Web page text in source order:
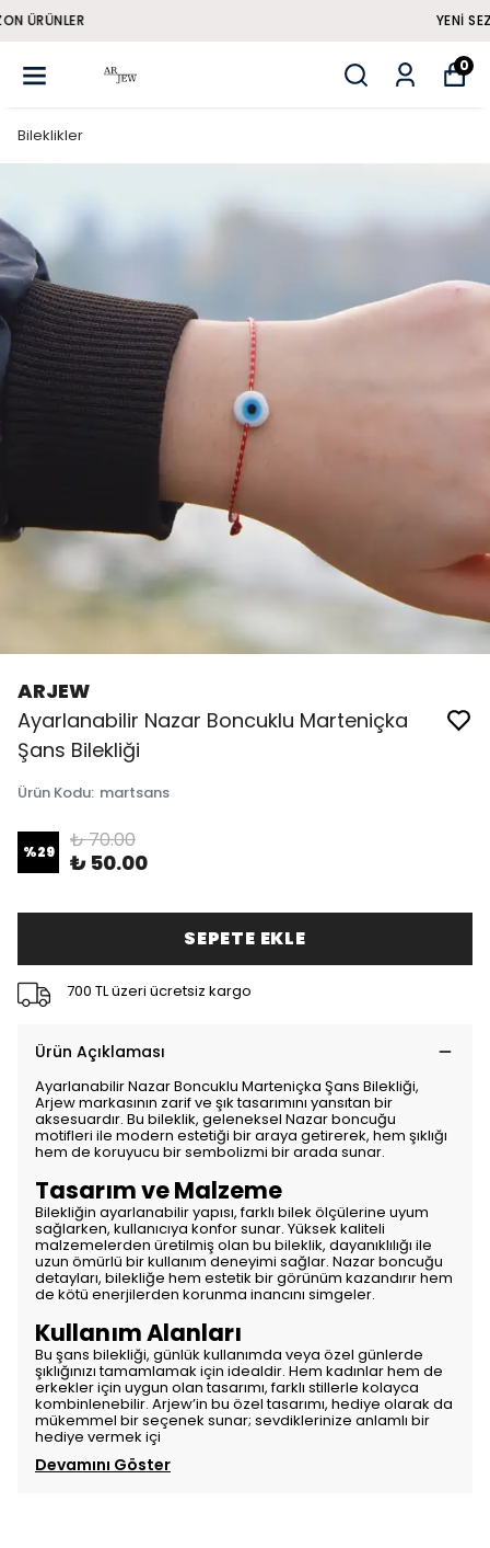
0
Bileklikler
ARJEW
Ayarlanabilir Nazar Boncuklu Marteniçka
Şans Bilekliği
Ürün Kodu: martsans
%29 ₺ 70.00
₺ 50.00
SEPETE EKLE
700 TL üzeri ücretsiz kargo
Ürün Açıklaması
Ayarlanabilir Nazar Boncuklu Marteniçka Şans Bilekliği,
Arjew markasının zarif ve şık tasarımını yansıtan bir
aksesuardır. Bu bileklik, geleneksel Nazar boncuğu
motifleri ile modern estetiği bir araya getirerek, hem şıklığı
hem de koruyucu bir sembolizmi bir arada sunar.
Tasarım ve Malzeme
Bilekliğin ayarlanabilir yapısı, farklı bilek ölçülerine uyum
sağlarken, kullanıcıya konfor sunar. Yüksek kaliteli
malzemelerden üretilmiş olan bu bileklik, dayanıklılığı ile
uzun ömürlü bir kullanım deneyimi sağlar. Nazar boncuğu
detayları, bilekliğe hem estetik bir görünüm kazandırır hem
de kötü enerjilerden korunma inancını simgeler.
Kullanım Alanları
Bu şans bilekliği, günlük kullanımda veya özel günlerde
şıklığınızı tamamlamak için idealdir. Hem kadınlar hem de
erkekler için uygun olan tasarımı, farklı stillerle kolayca
kombinlenebilir. Arjew’in bu özel tasarımı, hediye olarak da
mükemmel bir seçenek sunar; sevdiklerinize anlamlı bir
hediye vermek içi
Devamını Göster